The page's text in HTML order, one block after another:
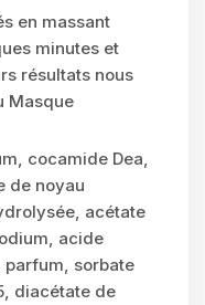
en massant
minutes et
résultats nous
Masque
cocamide Dea,
de noyau
acétate
acide
sorbate
diacétate de